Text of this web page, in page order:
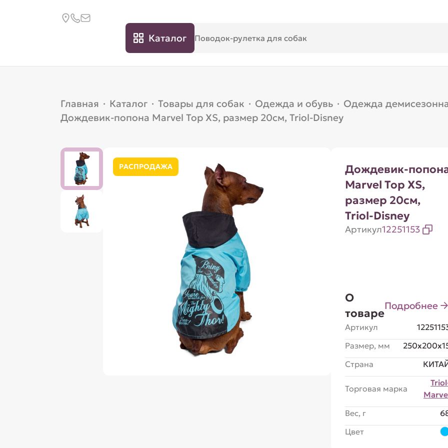
Каталог
Главная · Каталог · Товары для собак · Одежда и обувь · Одежда
Дождевик-попона Marvel Тор XS, размер 20см, Triol-Disney
РАСПРОДАЖА
Дождевик-
Marvel Тор XS,
размер 20см,
Triol-Disney
Артикул12251153
О
товаре
Подробнее
Артикул
Размер, мм
Страна
Торговая марка
Вес, г
Цвет